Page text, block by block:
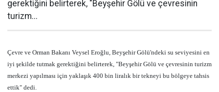
gerektiğini belirterek, "Beyşehir Gölü ve çevresinin
turizm...
Çevre ve Orman Bakanı Veysel Eroğlu, Beyşehir Gölü'ndeki su seviyesini en
iyi şekilde tutmak gerektiğini belirterek, "Beyşehir Gölü ve çevresinin turizm
merkezi yapılması için yaklaşık 400 bin liralık bir tekneyi bu bölgeye tahsis
ettik" dedi.